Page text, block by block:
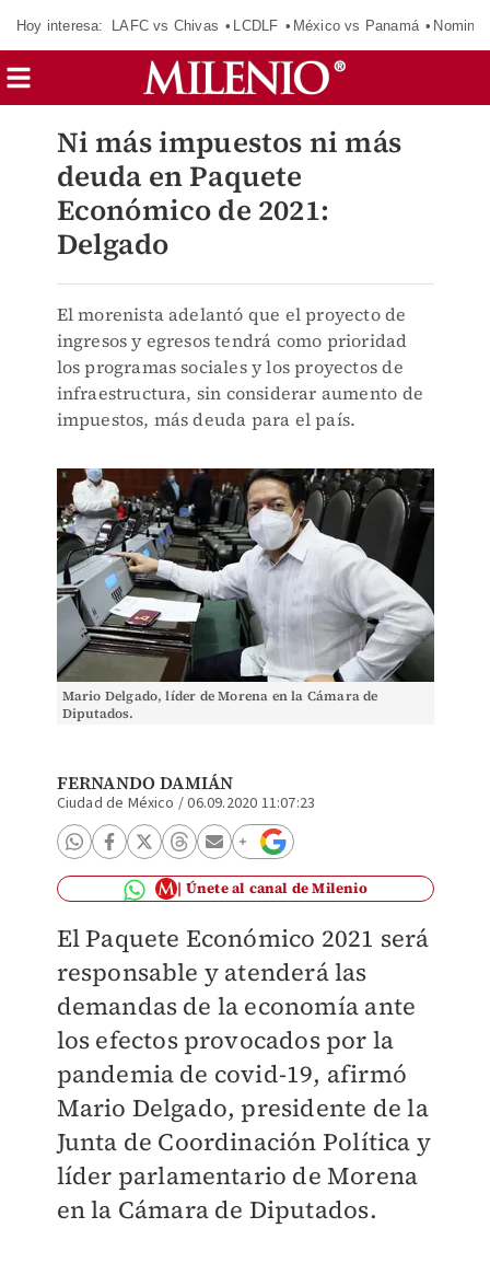
Hoy interesa: LAFC vs Chivas LCDLF México vs Panamá
Ni más impuestos ni más
deuda en Paquete
Económico de 2021:
Delgado
El morenista adelantó que el proyecto de
ingresos y egresos tendrá como prioridad
los programas sociales y los proyectos de
infraestructura, sin considerar aumento de
impuestos, más deuda para el país.
Mario Delgado, líder de Morena en la Cámara de
Diputados.
FERNANDO DAMIÁN
Ciudad de México /06.09.2020 11:07:23
Únete al canal de Milenio
El Paquete Económico 2021 será
responsable y atenderá las
demandas de la economía ante
los efectos provocados por la
pandemia de covid-19, afirmó
Mario Delgado, presidente de la
Junta de Coordinación Política y
líder parlamentario de Morena
en la Cámara de Diputados.